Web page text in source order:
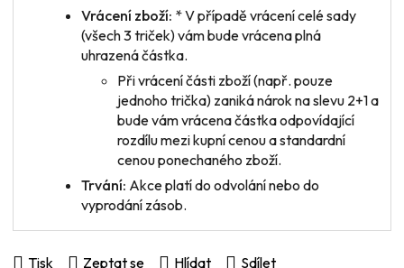
Vrácení zboží: * V případě vrácenícelé sady
(všech 3 triček) vám bude vrácena plná
uhrazená částka.
Při vráceníčásti zboží(např. pouze
jednoho trička) zaniká nárok na slevu 2+1 a
bude vám vrácena částka odpovídající
rozdílu mezi kupní cenou a standardní
cenou ponechaného zboží.
Trvání: Akce platí do odvolání nebo do
vyprodání zásob.
Tisk Zeptat se Hlídat Sdílet